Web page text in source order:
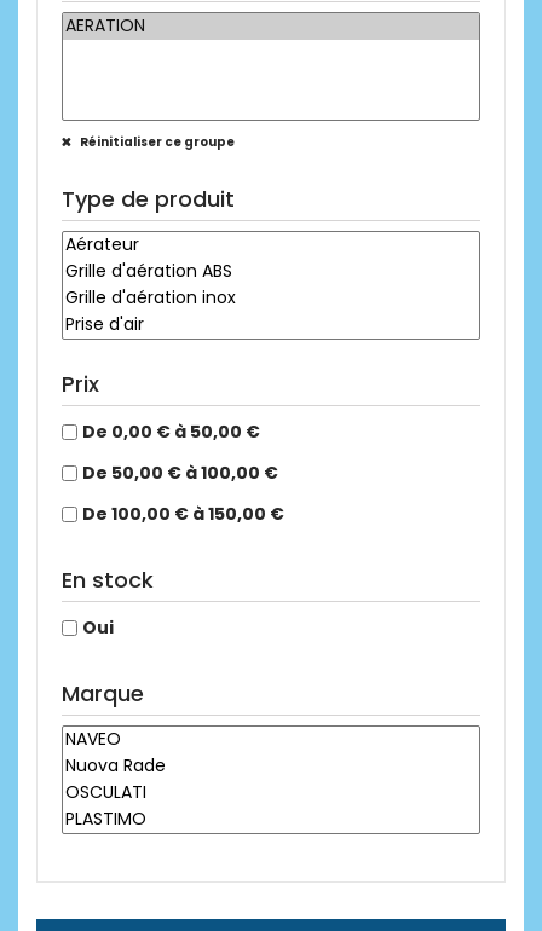
Réinitialiser ce groupe
Type de produit
Prix
De 0,00 € à 50,00 €
De 50,00 € à 100,00 €
De 100,00 € à 150,00 €
En stock
Oui
Marque